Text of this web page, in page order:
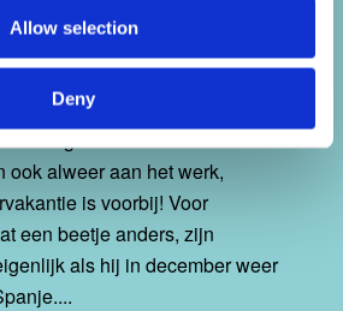
Allow selection
Deny
begonnen en de
ook alweer aan het werk,
is voorbij! Voor
een beetje anders, zijn
als hij in december weer